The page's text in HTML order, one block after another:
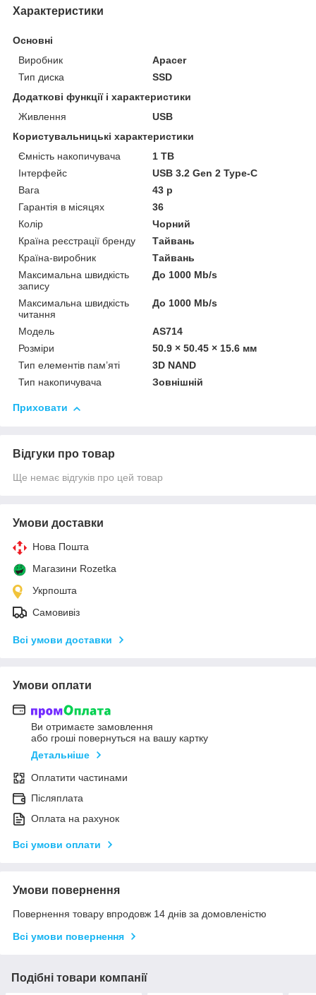
Характеристики
Основні
Виробник
Apacer
Тип диска
SSD
Додаткові функції і характеристики
Живлення
USB
Користувальницькі характеристики
Ємність накопичувача
1 TB
Інтерфейс
USB 3.2 Gen 2 Type-C
Вага
43 р
Гарантія в місяцях
36
Колір
Чорний
Країна реєстрації бренду
Тайвань
Країна-виробник
Тайвань
Максимальна швидкість
запису
До 1000 Mb/s
Максимальна швидкість
читання
До 1000 Mb/s
Мoдель
AS714
Розміри
50.9 × 50.45 × 15.6 мм
Тип елементів пам’яті
3D NAND
Тип накопичувача
Зовнішній
Приховати
Відгуки про товар
Ще немає відгуків про цей товар
Умови доставки
Нова Пошта
Магазини Rozetka
Укрпошта
Самовивіз
Всі умови доставки
Умови оплати
Ви отримаєте замовлення
або гроші повернуться на вашу картку
Детальніше
Оплатити частинами
Післяплата
Оплата на рахунок
Всі умови оплати
Умови повернення
Повернення товару впродовж 14 днів за домовленістю
Всі умови повернення
Подібні товари компанії